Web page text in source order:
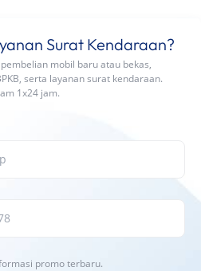
Surat Kendaraan?
mobil baru atau bekas,
serta layanan surat kendaraan.
1x24 jam.
promo terbaru.